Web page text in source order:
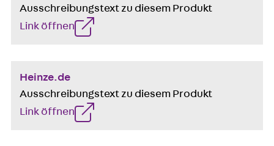
Ausschreibungstext zu diesem Produkt
Link öffnen
Heinze.de
Ausschreibungstext zu diesem Produkt
Link öffnen